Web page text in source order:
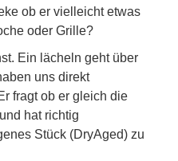
ob er vielleicht etwas
oder Grille?
Ein lächeln geht über
uns direkt
fragt ob er gleich die
hat richtig
Stück (DryAged) zu